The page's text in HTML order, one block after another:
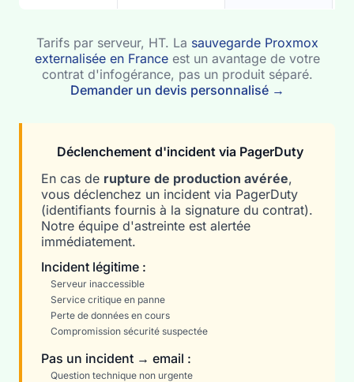
Tarifs par serveur, HT. La sauvegarde Proxmox
externalisée en Franceest un avantage de votre
contrat d'infogérance, pas un produit séparé.
Demander un devis personnalisé →
Déclenchement d'incident via PagerDuty
En cas de rupture de production avérée,
vous déclenchez un incident via PagerDuty
(identifiants fournis à la signature du contrat).
Notre équipe d'astreinte est alertée
immédiatement.
Incident légitime :
Serveur inaccessible
Service critique en panne
Perte de données en cours
Compromission sécurité suspectée
Pas un incident → email :
Question technique non urgente